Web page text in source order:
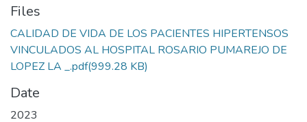
Files
CALIDAD DE VIDA DE LOS PACIENTES HIPERTENSOS
VINCULADOS AL HOSPITAL ROSARIO PUMAREJO DE
LOPEZ LA _.pdf(999.28 KB)
Date
2023